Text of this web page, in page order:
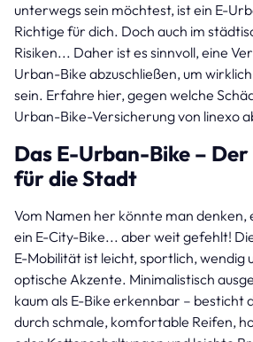
unterwegs sein möchtest, ist ein E-
Richtige für dich. Doch auch im
Risiken... Daher ist es sinnvoll, eine
Urban-Bike abzuschließen, um
sein. Erfahre hier, gegen welche
Urban-Bike-Versicherung von linexo
Das E-Urban-Bike –
für die Stadt
Vom Namen her könnte man denken,
ein E-City-Bike... aber weit gefehlt!
E-Mobilität ist leicht, sportlich, wendig
optische Akzente. Minimalistisch
kaum als E-Bike erkennbar – besticht
durch schmale, komfortable Reifen,